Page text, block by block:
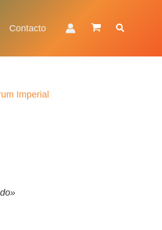
Contacto Buscar
Imperial